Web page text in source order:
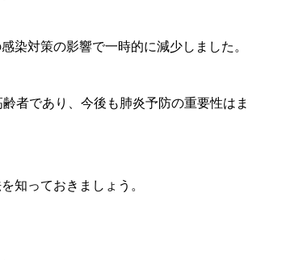
染対策の影響で一時的に減少しました。
者であり、今後も肺炎予防の重要性はま
知っておきましょう。